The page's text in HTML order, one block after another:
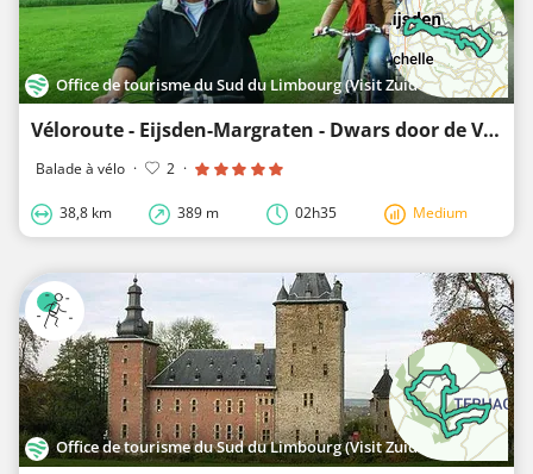
Office de tourisme du Sud du Limbourg (Visit Zuid-Limburg)
Véloroute - Eijsden-Margraten - Dwars door de Voerstreek
Balade à vélo · 2 ·
38,8 km 389 m 02h35 Medium
Office de tourisme du Sud du Limbourg (Visit Zuid-Limburg)